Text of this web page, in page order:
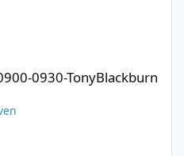
0930-TonyBlackburn